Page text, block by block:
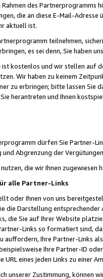
des Partnerprogramms
die an diese E-Mail-
aktuell ist.
teilnehmen,
es sei denn, Sie haben
kostenlos und wir stellen auf
Wir haben zu keinem
zu erbringen; bitte lassen Sie
herantreten und Ihnen
dürfen Sie Partner-
Abgrenzung der
die wir Ihnen zugewiesen
alle Partner-Links
oder Ihnen von uns
die Darstellung
die Sie auf Ihrer Website
Links so formatiert sind,
auffordern, Ihre Partner-Links
Ihre Partner-ID
URL eines jeden Links zu einer
unserer Zustimmung, können